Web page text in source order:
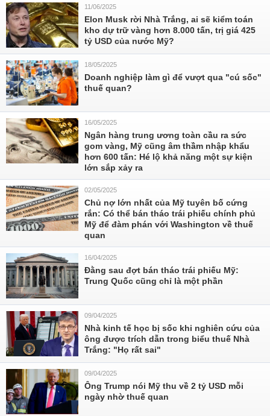
11/06/2025
Elon Musk rời Nhà Trắng, ai sẽ kiểm toán
kho dự trữ vàng hơn 8.000 tấn, trị giá 425
tỷ USD của nước Mỹ?
18/05/2025
Doanh nghiệp làm gì để vượt qua "cú sốc"
thuế quan?
16/05/2025
Ngân hàng trung ương toàn cầu ra sức
gom vàng, Mỹ cũng âm thầm nhập khẩu
hơn 600 tấn: Hé lộ khả năng một sự kiện
lớn sắp xảy ra
02/05/2025
Chủ nợ lớn nhất của Mỹ tuyên bố cứng
rắn: Có thể bán tháo trái phiếu chính phủ
Mỹ để đàm phán với Washington về thuế
quan
16/04/2025
Đằng sau đợt bán tháo trái phiếu Mỹ:
Trung Quốc cũng chỉ là một phần
09/04/2025
Nhà kinh tế học bị sốc khi nghiên cứu của
ông được trích dẫn trong biểu thuế Nhà
Trắng: "Họ rất sai"
09/04/2025
Ông Trump nói Mỹ thu về 2 tỷ USD mỗi
ngày nhờ thuế quan